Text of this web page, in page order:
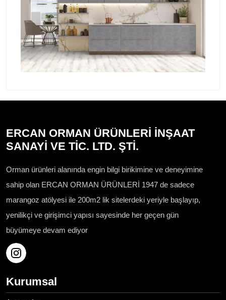
ERCAN ORMAN ÜRÜNLERİ İNŞAAT
SANAYİ VE TİC. LTD. ŞTİ.
Orman ürünleri alanında engin bilgi birikimine ve deneyimine
sahip olan ERCAN ORMAN ÜRÜNLERİ 1947 de sadece
marangoz atölyesi ile 200m2 lik sitelerdeki yeriyle başlayıp,
yenilikçi ve girişimci yapısı sayesinde her geçen gün
büyümeye devam ediyor
Kurumsal